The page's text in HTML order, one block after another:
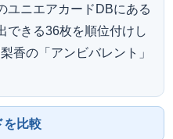
ユニエアカードDBにある
できる36枚を順位付けし
香の「アンビバレント」
を比較